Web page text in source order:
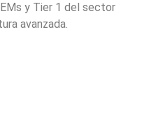
y Tier 1 del sector
avanzada.